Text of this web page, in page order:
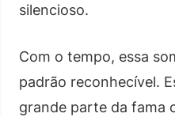
silencioso.
Com o tempo, essa
padrão reconhecível.
grande parte da fama